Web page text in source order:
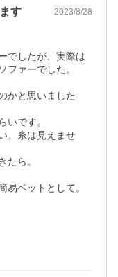
す 2023/8/28
でしたが、実際は
ファーでした。
かと思いました
いです。
、糸は見えませ
たら。
易ベットとして。